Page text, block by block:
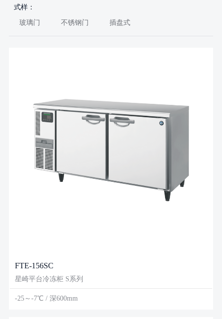
式样：
玻璃门 不锈钢门 插盘式
FTE-156SC
星崎平台冷冻柜 S系列
-25～-7℃ / 深600mm